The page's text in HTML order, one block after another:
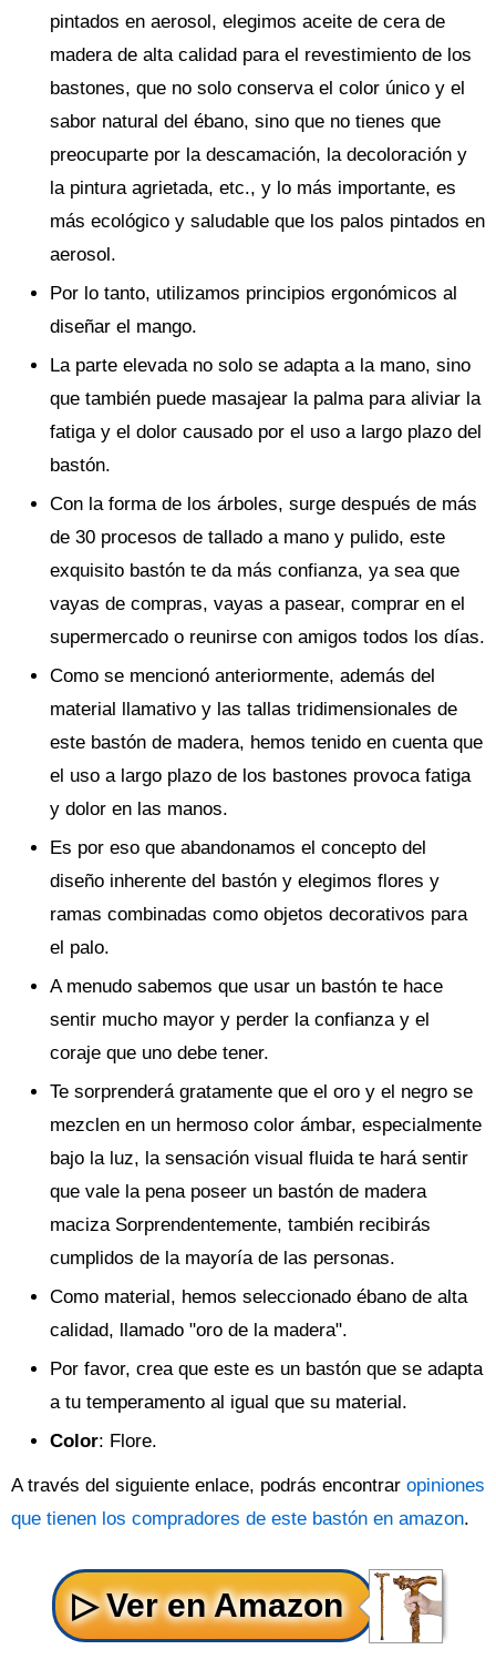
pintados en aerosol, elegimos aceite de cera de
madera de alta calidad para el revestimiento de los
bastones, que no solo conserva el color único y el
sabor natural del ébano, sino que no tienes que
preocuparte por la descamación, la decoloración y
la pintura agrietada, etc., y lo más importante, es
más ecológico y saludable que los palos pintados en
aerosol.
Por lo tanto, utilizamos principios ergonómicos al
diseñar el mango.
La parte elevada no solo se adapta a la mano, sino
que también puede masajear la palma para aliviar la
fatiga y el dolor causado por el uso a largo plazo del
bastón.
Con la forma de los árboles, surge después de más
de 30 procesos de tallado a mano y pulido, este
exquisito bastón te da más confianza, ya sea que
vayas de compras, vayas a pasear, comprar en el
supermercado o reunirse con amigos todos los días.
Como se mencionó anteriormente, además del
material llamativo y las tallas tridimensionales de
este bastón de madera, hemos tenido en cuenta que
el uso a largo plazo de los bastones provoca fatiga
y dolor en las manos.
Es por eso que abandonamos el concepto del
diseño inherente del bastón y elegimos flores y
ramas combinadas como objetos decorativos para
el palo.
A menudo sabemos que usar un bastón te hace
sentir mucho mayor y perder la confianza y el
coraje que uno debe tener.
Te sorprenderá gratamente que el oro y el negro se
mezclen en un hermoso color ámbar, especialmente
bajo la luz, la sensación visual fluida te hará sentir
que vale la pena poseer un bastón de madera
maciza Sorprendentemente, también recibirás
cumplidos de la mayoría de las personas.
Como material, hemos seleccionado ébano de alta
calidad, llamado "oro de la madera".
Por favor, crea que este es un bastón que se adapta
a tu temperamento al igual que su material.
Color: Flore.
A través del siguiente enlace, podrás encontrar opiniones
que tienen los compradores de este bastón en amazon.